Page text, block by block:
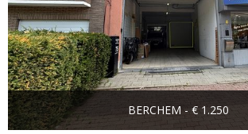
BERCHEM - € 1.250